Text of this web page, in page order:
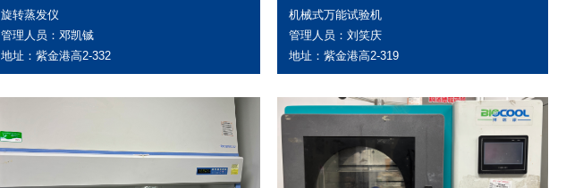
旋转蒸发仪
管理人员：邓凯铖
地址：紫金港高2-332
机械式万能试验机
管理人员：刘笑庆
地址：紫金港高2-319